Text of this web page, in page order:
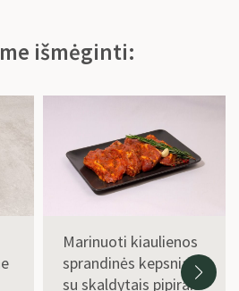
išmėginti:
Marinuoti kiaulienos
sprandinės kepsniai
su skaldytais pipirais